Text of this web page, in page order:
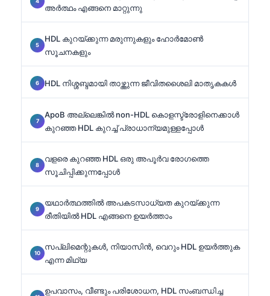
അർത്ഥം എങ്ങനെ മാറ്റുന്നു
HDL കുറയ്ക്കുന്ന മരുന്നുകളും ഹോർമോൺ
സൂചനകളും
HDL നിശ്ശബ്ദമായി താഴ്ത്തുന്ന ജീവിതശൈലി മാതൃകകൾ
ApoB അല്ലെങ്കിൽ non-HDL കൊളസ്ട്രോളിനെക്കാൾ
കുറഞ്ഞ HDL കുറച്ച് പ്രാധാന്യമുള്ളപ്പോൾ
വളരെ കുറഞ്ഞ HDL ഒരു അപൂർവ രോഗത്തെ
സൂചിപ്പിക്കുന്നപ്പോൾ
യഥാർത്ഥത്തിൽ അപകടസാധ്യത കുറയ്ക്കുന്ന
രീതിയിൽ HDL എങ്ങനെ ഉയർത്താം
സപ്ലിമെന്റുകൾ, നിയാസിൻ, വെറും HDL ഉയർത്തുക
എന്ന മിഥ്യ
ഉപവാസം, വീണ്ടും പരിശോധന, HDL സംബന്ധിച്ച